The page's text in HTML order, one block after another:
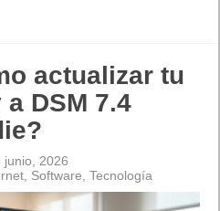
actualizar tu
DSM 7.4
junio, 2026
Software ,Tecnología